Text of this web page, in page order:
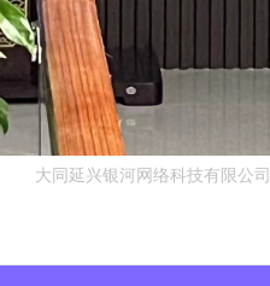
大同延兴银河网络科技有限公司